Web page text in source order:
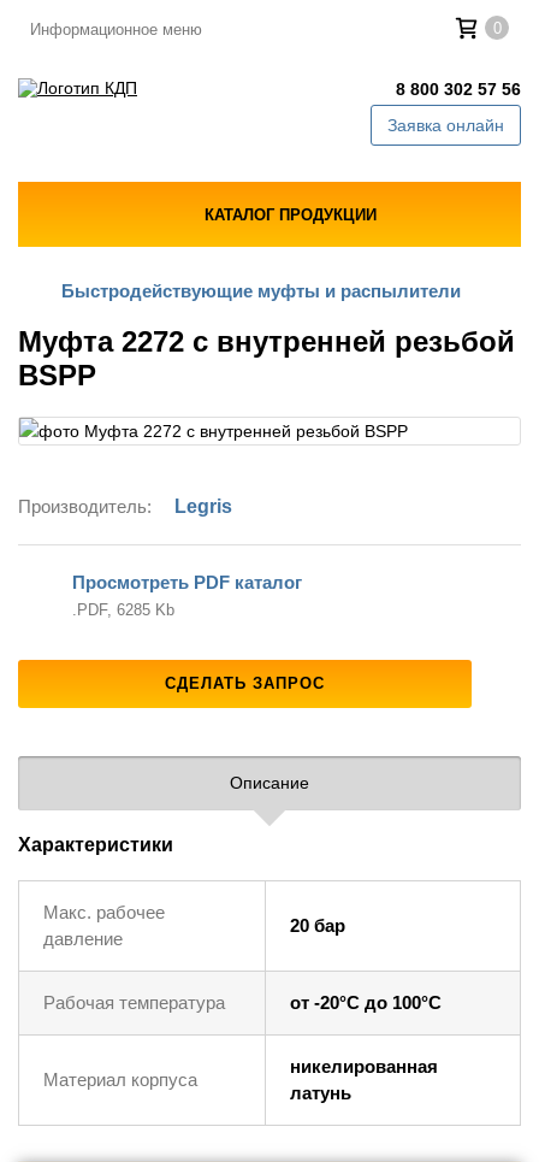
Информационное меню 0
8 800 302 57 56
Заявка онлайн
КАТАЛОГ ПРОДУКЦИИ
Быстродействующие муфты и распылители
Муфта 2272 с внутренней резьбой
BSPP
Производитель: Legris
Просмотреть PDF каталог
.PDF, 6285 Kb
СДЕЛАТЬ ЗАПРОС
Описание
Характеристики
Макс. рабочее
давление
20 бар
Рабочая температура от -20°C до 100°C
Материал корпуса
никелированная
латунь